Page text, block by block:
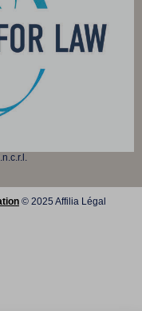
© 2025 Affilia Légal